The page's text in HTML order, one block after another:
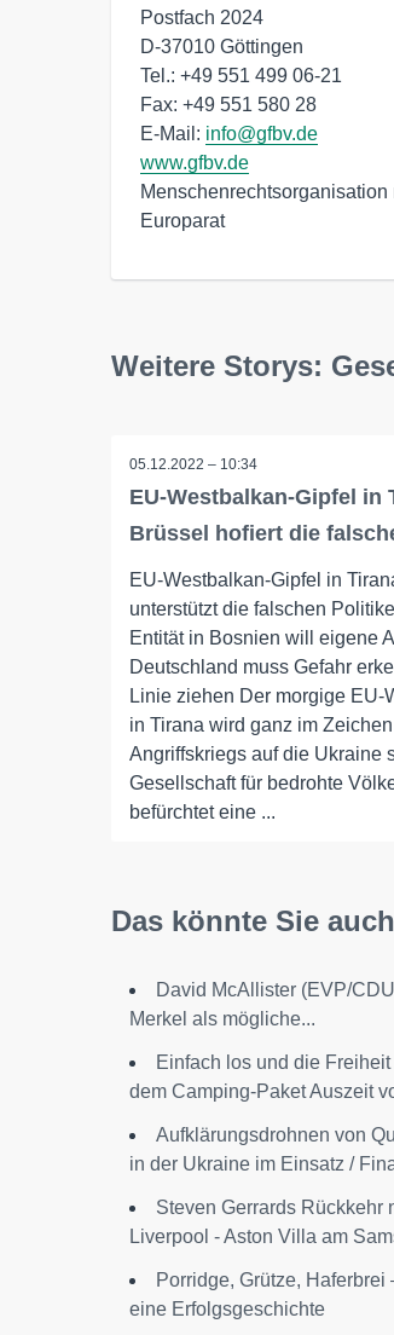
Postfach 2024
D-37010 Göttingen
Tel.: +49 551 499 06-21
Fax: +49 551 580 28
E-Mail: info@gfbv.de
www.gfbv.de
Europarat
Weitere Storys:
05.12.2022 – 10:34
EU-Westbalkan-Gipfel in
Brüssel hofiert die
EU-Westbalkan-Gipfel in
unterstützt die falschen
Entität in Bosnien will eigene
Deutschland muss Gefahr
Linie ziehen Der morgige EU-
in Tirana wird ganz im
Angriffskriegs auf die Ukraine
Gesellschaft für bedrohte
befürchtet eine ...
Das könnte Sie
David McAllister (EVP/
Merkel als mögliche...
Einfach los und die
dem Camping-Paket Auszeit
Aufklärungsdrohnen von
in der Ukraine im Einsatz /
Steven Gerrards Rückkehr
Liverpool - Aston Villa am
Porridge, Grütze, Haferbrei
eine Erfolgsgeschichte